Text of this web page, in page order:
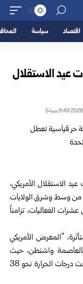
اقتصاد سياسة
عيد الاستقلال
الاستقلال الأمريكي،
من وسط وشرق الولايات
الفعاليات، تزامناً
“المعرض الأمريكي
واشنطن، حيث
اضطر المنظمون إلى إغلاقه مؤقتاً، بعدما بلغت درجات الحرارة نحو 38